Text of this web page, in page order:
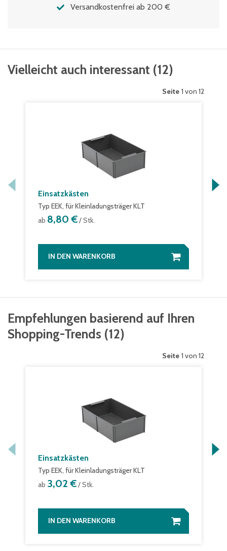
Versandkostenfrei ab 200 €
Vielleicht auch interessant (12)
Seite 1 von 12
Einsatzkästen
Typ EEK, für Kleinladungsträger KLT
ab 8,80 €/ Stk.
IN DEN WARENKORB
Empfehlungen basierend auf Ihren
Shopping-Trends (12)
Seite 1 von 12
Einsatzkästen
Typ EEK, für Kleinladungsträger KLT
ab 3,02 €/ Stk.
IN DEN WARENKORB